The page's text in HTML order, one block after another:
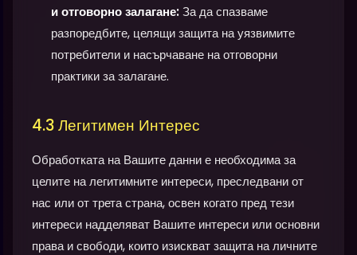
и отговорно залагане:За да спазваме
разпоредбите, целящи защита на уязвимите
потребители и насърчаване на отговорни
практики за залагане.
4.3 Легитимен Интерес
Обработката на Вашите данни е необходима за
целите на легитимните интереси, преследвани от
нас или от трета страна, освен когато пред тези
интереси надделяват Вашите интереси или основни
права и свободи, които изискват защита на личните